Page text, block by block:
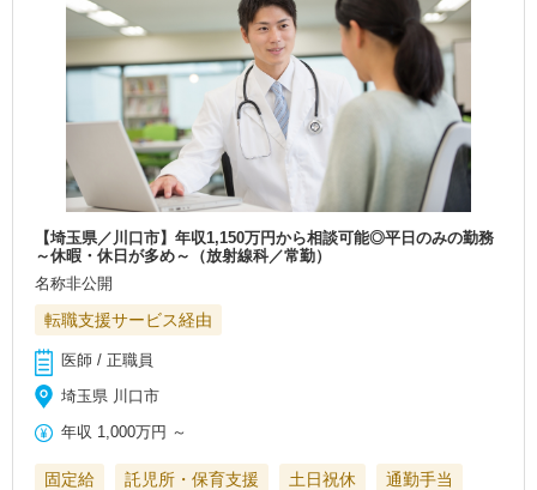
【埼玉県／川口市】年収1,150万円から相談可能◎平日のみの勤務
～休暇・休日が多め～（放射線科／常勤）
名称非公開
転職支援サービス経由
医師 / 正職員
埼玉県 川口市
年収 1,000万円 ～
固定給 託児所・保育支援 土日祝休
通勤手当